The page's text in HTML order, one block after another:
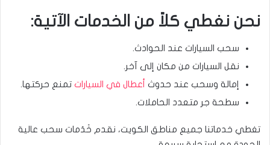
نحن نغطي كلاً من الخدمات الآتية:
سحب السيارات عند الحوادث.
نقل السيارات من مكان إلى آخر.
إمالة وسحب عند حدوث
أعطال في السيارات تمنع حركتها.
سطحة جر متعدد الحاملات.
تغطي خدماتنا جميع مناطق الكويت، نقدم خَدَمات سحب عالية